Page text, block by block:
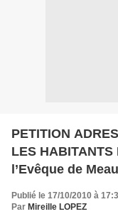
PETITION
LES
l’Evêque de
Eglise et leur
Publié le 17/10/2010 à
Par Mireille LOPEZ